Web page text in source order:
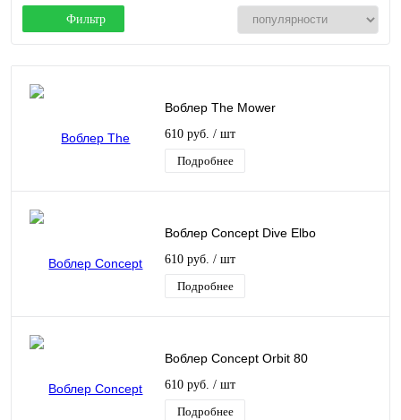
Фильтр
Воблер The Mower
610 руб. / шт
Подробнее
Воблер Concept Dive Elbo
610 руб. / шт
Подробнее
Воблер Concept Orbit 80
610 руб. / шт
Подробнее